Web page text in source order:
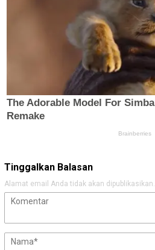
Tinggalkan Balasan
Alamat email Anda tidak akan dipublikasikan.